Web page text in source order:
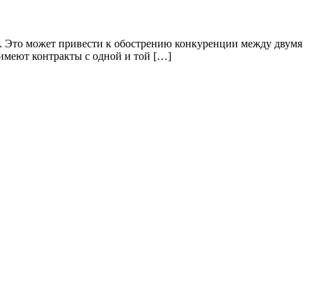
может привести к обострению конкуренции между двумя
контракты с одной и той […]